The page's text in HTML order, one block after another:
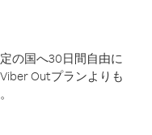
の国へ30日間自由に
Outプランよりも